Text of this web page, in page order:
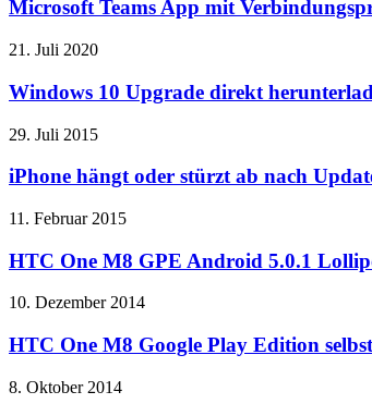
Microsoft Teams App mit
21. Juli 2020
Windows 10 Upgrade direkt
29. Juli 2015
iPhone hängt oder stürzt ab nach
11. Februar 2015
HTC One M8 GPE Android 5.0.1
10. Dezember 2014
HTC One M8 Google Play Edition
8. Oktober 2014